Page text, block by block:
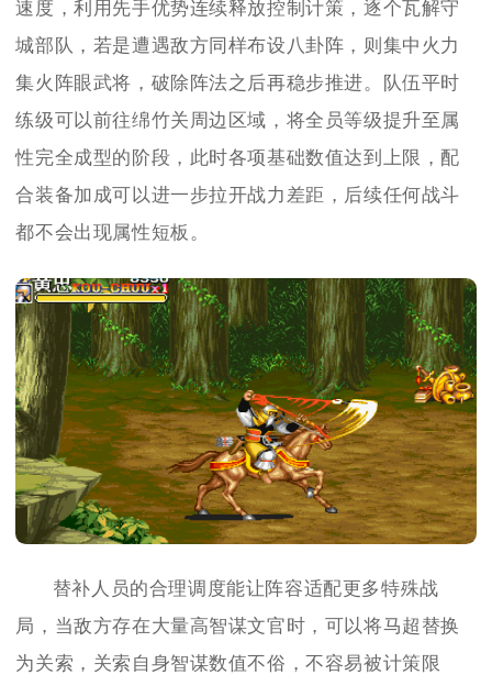
速度，利用先手优势连续释放控制计策，逐个瓦解守
城部队，若是遭遇敌方同样布设八卦阵，则集中火力
集火阵眼武将，破除阵法之后再稳步推进。队伍平时
练级可以前往绵竹关周边区域，将全员等级提升至属
性完全成型的阶段，此时各项基础数值达到上限，配
合装备加成可以进一步拉开战力差距，后续任何战斗
都不会出现属性短板。
替补人员的合理调度能让阵容适配更多特殊战
局，当敌方存在大量高智谋文官时，可以将马超替换
为关索，关索自身智谋数值不俗，不容易被计策限